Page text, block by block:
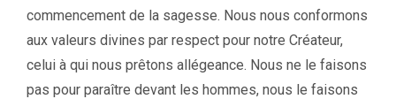
commencement de la sagesse. Nous nous conformons
aux valeurs divines par respect pour notre Créateur,
celui à qui nous prêtons allégeance. Nous ne le faisons
pas pour paraître devant les hommes, nous le faisons